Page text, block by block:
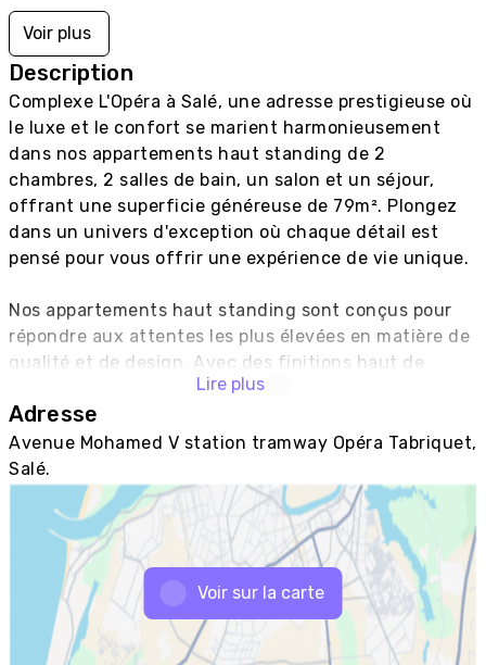
Voir plus
Description
Complexe L'Opéra à Salé, une adresse prestigieuse où
le luxe et le confort se marient harmonieusement
dans nos appartements haut standing de 2
chambres, 2 salles de bain, un salon et un séjour,
offrant une superficie généreuse de 79m². Plongez
dans un univers d'exception où chaque détail est
pensé pour vous offrir une expérience de vie unique.
Nos appartements haut standing sont conçus pour
répondre aux attentes les plus élevées en matière de
qualité et de design. Avec des finitions haut de
gamme, ces espaces allient élégance et
fonctionnalité, créant un environnement
parfaitement équilibré où vous pourrez vous épanouir
en toute sérénité.
La cuisine équipée est un véritable atout, offrant
tout ce dont vous avez besoin pour cuisiner de
délicieux repas. Dotée d'équipements modernes et
d'un agencement pratique, cette cuisine est un lieu
propice à la créativité culinaire. Les matériaux de
qualité utilisés ajoutent une touche de
Lire plus
Adresse
Avenue Mohamed V station tramway Opéra Tabriquet,
Salé.
Voir sur la carte